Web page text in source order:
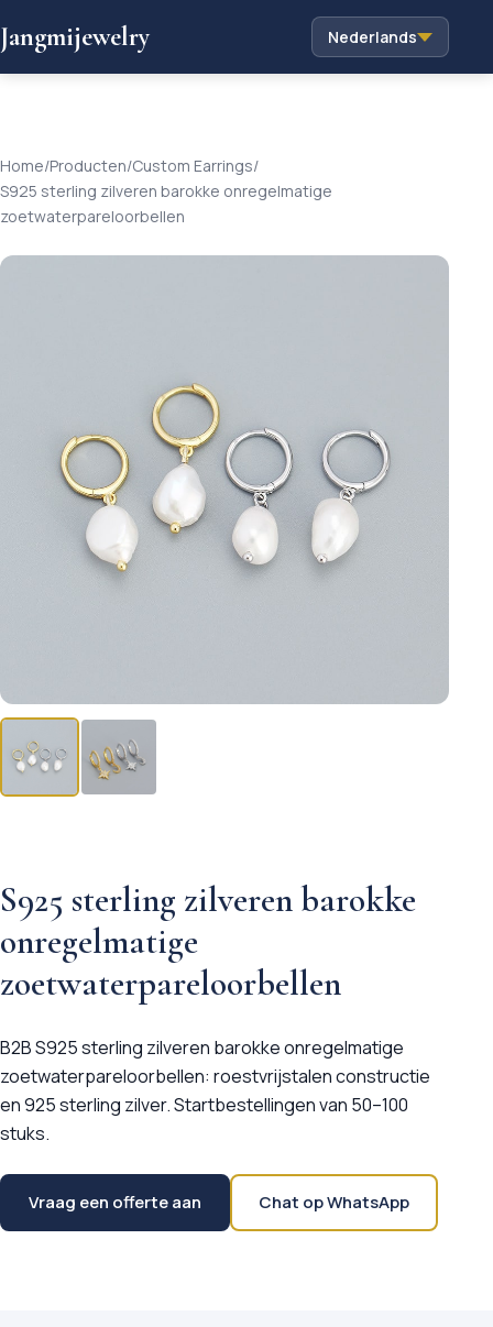
Jangmijewelry Nederlands
Home/Producten/Custom Earrings/
S925 sterling zilveren barokke onregelmatige
zoetwaterpareloorbellen
S925 sterling zilveren barokke
onregelmatige
zoetwaterpareloorbellen
B2B S925 sterling zilveren barokke onregelmatige
zoetwaterpareloorbellen: roestvrijstalen constructie
en 925 sterling zilver. Startbestellingen van 50–100
stuks.
Vraag een offerte aan Chat op WhatsApp